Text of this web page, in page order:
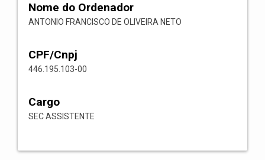
Nome do Ordenador
ANTONIO FRANCISCO DE OLIVEIRA NETO
CPF/Cnpj
446.195.103-00
Cargo
SEC ASSISTENTE